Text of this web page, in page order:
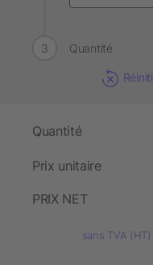
Quantité
Quantité
Prix unitaire
PRIX NET
sans TVA (HT)